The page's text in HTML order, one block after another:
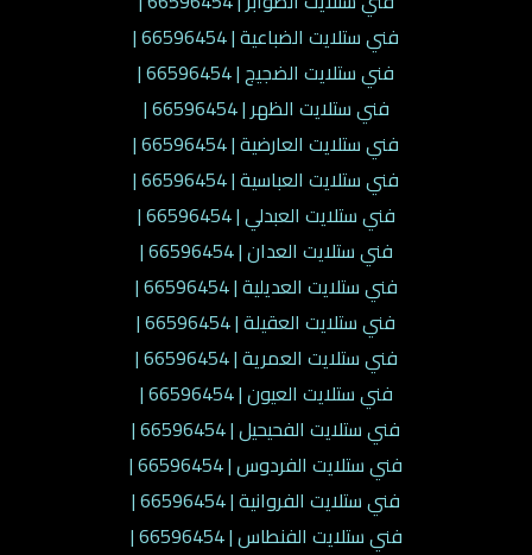
فني ستلايت الضباعية | 66596454 |
فني ستلايت الضجيج | 66596454 |
فني ستلايت الظهر | 66596454 |
فني ستلايت العارضية | 66596454 |
فني ستلايت العباسية | 66596454 |
فني ستلايت العبدلي | 66596454 |
فني ستلايت العدان | 66596454 |
فني ستلايت العديلية | 66596454 |
فني ستلايت العقيلة | 66596454 |
فني ستلايت العمرية | 66596454 |
فني ستلايت العيون | 66596454 |
فني ستلايت الفحيحيل | 66596454 |
فني ستلايت الفردوس | 66596454 |
فني ستلايت الفروانية | 66596454 |
فني ستلايت الفنطاس | 66596454 |